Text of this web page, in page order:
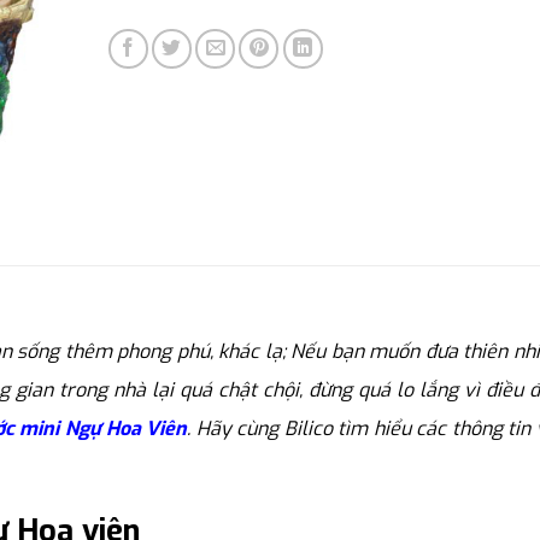
sống thêm phong phú, khác lạ; Nếu bạn muốn đưa thiên
gian trong nhà lại quá chật chội, đừng quá lo lắng vì điều
mini Ngự Hoa Viên. Hãy cùng Bilico tìm hiểu các thông tin
Hoa viên